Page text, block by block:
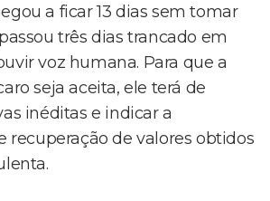
a ficar 13 dias sem tomar
três dias trancado em
voz humana. Para que a
seja aceita, ele terá de
inéditas e indicar a
recuperação de valores obtidos